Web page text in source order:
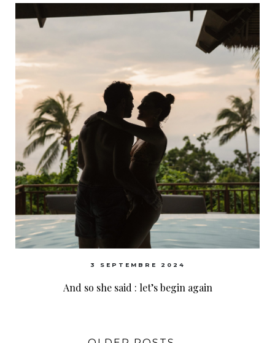
3 SEPTEMBRE 2024
And so she said : let’s begin again